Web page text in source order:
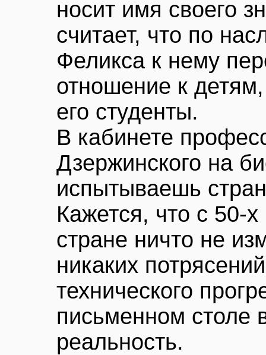
носит имя своего
считает, что по
Феликса к нему
отношение к
его студенты.
В кабинете
Дзержинского на
испытываешь
Кажется, что с 50-
стране ничто не
никаких
технического
письменном столе
реальность.